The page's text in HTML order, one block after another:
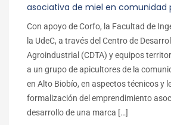
asociativa de miel en comunidad
Con apoyo de Corfo, la Facultad de
la UdeC, a través del Centro de
Agroindustrial (CDTA) y equipos
a un grupo de apicultores de la
en Alto Biobío, en aspectos técnicos y
formalización del emprendimiento
desarrollo de una marca […]